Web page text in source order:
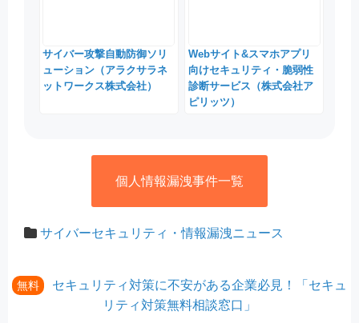
サイバー攻撃自動防御ソリ
ューション（アラクサラネ
ットワークス株式会社）
Webサイト&スマホアプリ
向けセキュリティ・脆弱性
診断サービス（株式会社ア
ピリッツ）
個人情報漏洩事件一覧
サイバーセキュリティ・情報漏洩ニュース
無料
セキュリティ対策に不安がある企業必見！「セキュ
リティ対策無料相談窓口」